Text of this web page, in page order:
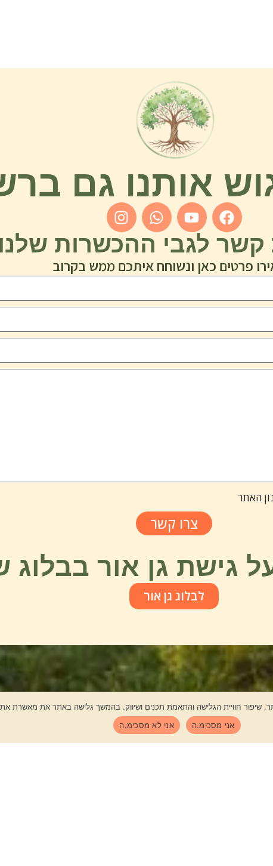
אותנו גם
קשר לגבי ההכשרות שלנו
פרטים כאן ונשוחח איתכם ממש בקרוב
האתר
צרו קשר
גישת גן אור בבלוג
לבלוג גן אור
חוויית הגלישה והתאמת תכנים ושיווק. בהמשך גלישה באתר את מאשרת את
אני מסכימ.ה
אני לא מסכימ.ה